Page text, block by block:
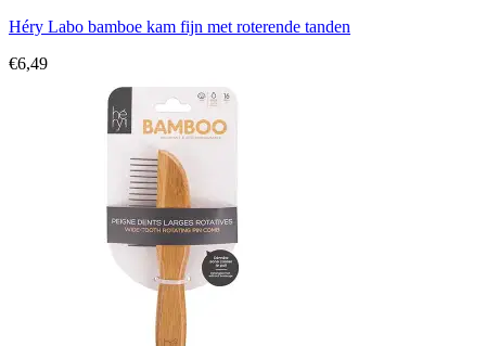
Héry Labo bamboe kam fijn met roterende tanden
€6,49